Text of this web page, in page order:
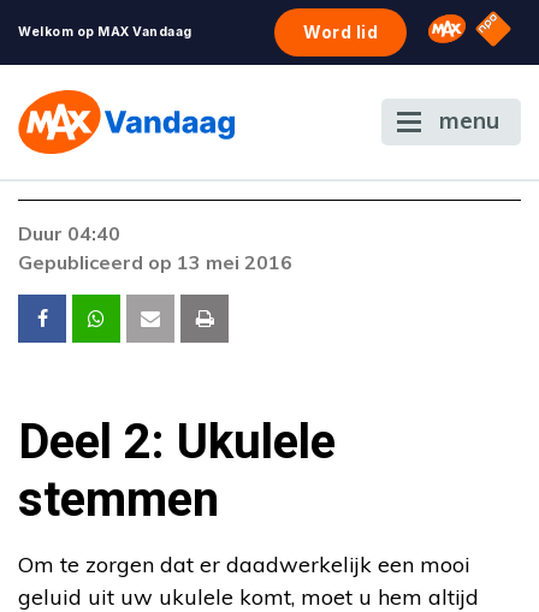
Welkom op MAX Vandaag Word lid Omroep
NPO
menu
Duur 04:40
Gepubliceerd op 13 mei 2016
Deel 2: Ukulele
stemmen
Om te zorgen dat er daadwerkelijk een mooi
geluid uit uw ukulele komt, moet u hem altijd